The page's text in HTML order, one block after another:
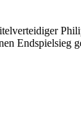
Endspielsieg